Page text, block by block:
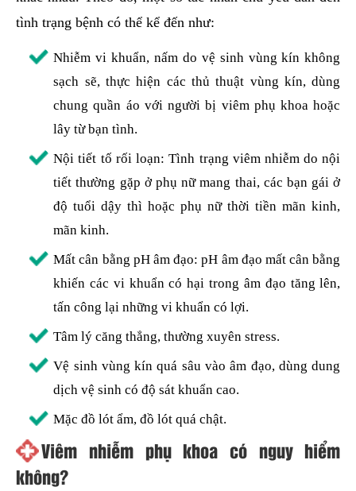
tình trạng bệnh có thể kể đến như:
Nhiễm vi khuẩn, nấm do vệ sinh vùng kín không
sạch sẽ, thực hiện các thủ thuật vùng kín, dùng
chung quần áo với người bị viêm phụ khoa hoặc
lây từ bạn tình.
Nội tiết tố rối loạn: Tình trạng viêm nhiễm do nội
tiết thường gặp ở phụ nữ mang thai, các bạn gái ở
độ tuổi dậy thì hoặc phụ nữ thời tiền mãn kinh,
mãn kinh.
Mất cân bằng pH âm đạo: pH âm đạo mất cân bằng
khiến các vi khuẩn có hại trong âm đạo tăng lên,
tấn công lại những vi khuẩn có lợi.
Tâm lý căng thẳng, thường xuyên stress.
Vệ sinh vùng kín quá sâu vào âm đạo, dùng dung
dịch vệ sinh có độ sát khuẩn cao.
Mặc đồ lót ẩm, đồ lót quá chật.
Viêm nhiễm phụ khoa có nguy hiểm
không?